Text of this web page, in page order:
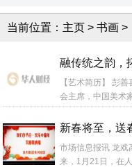
当前位置： 主页 > 书画 >
融传统之韵
【艺术简历】 彭
会主席，中国美术
新春将至，送
市场信息报讯 龙戏
来，1月21日，在